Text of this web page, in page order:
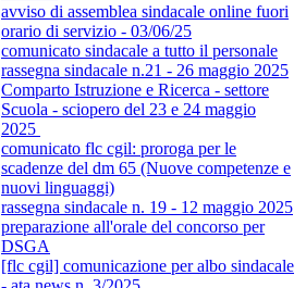
avviso di assemblea sindacale online fuori
orario di servizio - 03/06/25
comunicato sindacale a tutto il personale
rassegna sindacale n.21 - 26 maggio 2025
Comparto Istruzione e Ricerca - settore
Scuola - sciopero del 23 e 24 maggio
2025
comunicato flc cgil: proroga per le
scadenze del dm 65 (Nuove competenze e
nuovi linguaggi)
rassegna sindacale n. 19 - 12 maggio 2025
preparazione all'orale del concorso per
DSGA
[flc cgil] comunicazione per albo sindacale